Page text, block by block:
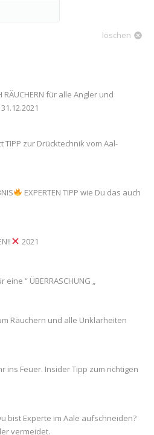
löschen
RÄUCHERN für alle Angler und
TIPP zur Drücktechnik vom Aal-
EXPERTEN TIPP wie Du das auch
2021
“ ÜBERRASCHUNG „
Räuchern und alle Unklarheiten
ins Feuer. Insider Tipp zum richtigen
bist Experte im Aale aufschneiden?
vermeidet.